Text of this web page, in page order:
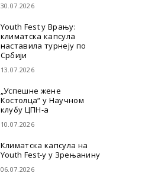
30.07.2026
Youth Fest у Врању:
климатска капсула
наставила турнеју по
Србији
13.07.2026
„Успешне жене
Костолца“ у Научном
клубу ЦПН-а
10.07.2026
Климатска капсула на
Youth Fest-у у Зрењанину
06.07.2026